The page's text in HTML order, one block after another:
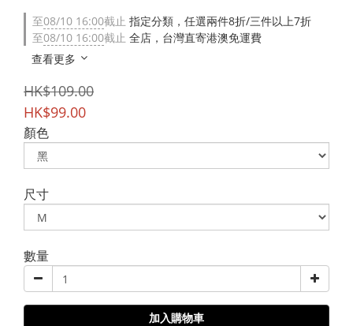
至08/10 16:00截止 指定分類，任選兩件8折/三件以上7折
至08/10 16:00截止 全店，台灣直寄港澳免運費
查看更多
HK$109.00
HK$99.00
顏色
尺寸
數量
加入購物車